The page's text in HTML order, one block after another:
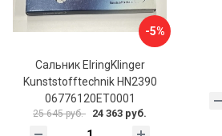
-5%
Сальник ElringKlinger
Kunststofftechnik HN2390
06776120ET0001
25 645 руб. 24 363 руб.